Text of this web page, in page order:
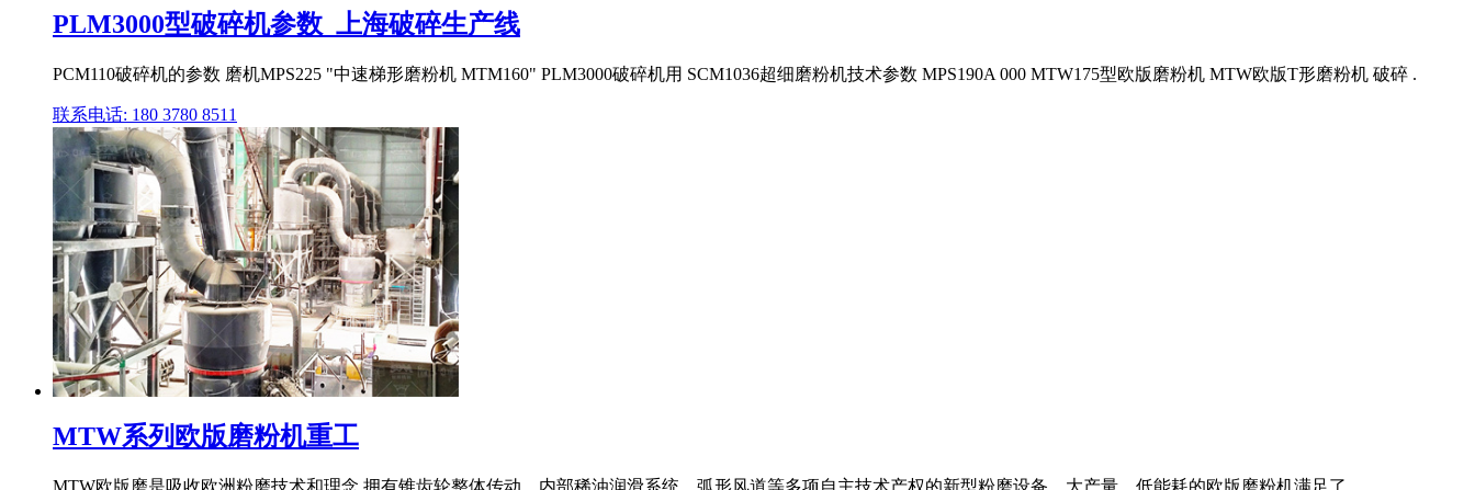
PLM3000型破碎机参数_上海破碎生产线
PCM110破碎机的参数 磨机MPS225 "中速梯形磨粉机 MTM160" PLM3000破碎机用 SCM1036超细磨粉机技术参数 MPS190A 000 MTW175型欧版磨粉机 MTW欧版T形磨粉机 破碎 .
联系电话: 180 3780 8511
MTW系列欧版磨粉机重工
MTW欧版磨是吸收欧洲粉磨技术和理念,拥有锥齿轮整体传动、内部稀油润滑系统、弧形风道等多项自主技术产权的新型粉磨设备。大产量、低能耗的欧版磨粉机满足了 .